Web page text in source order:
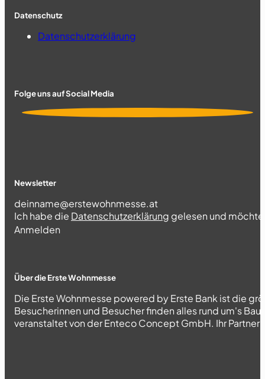
Datenschutz
Datenschutzerklärung
Folge uns auf Social Media
Newsletter
Section
Ich habe die Datenschutzerklärung gelesen und
Abschnitt
Anmelden
Über die Erste Wohnmesse
Die Erste Wohnmesse powered by Erste Bank ist die
Besucherinnen und Besucher finden alles rund um's
veranstaltet von der Enteco Concept GmbH. Ihr Partner